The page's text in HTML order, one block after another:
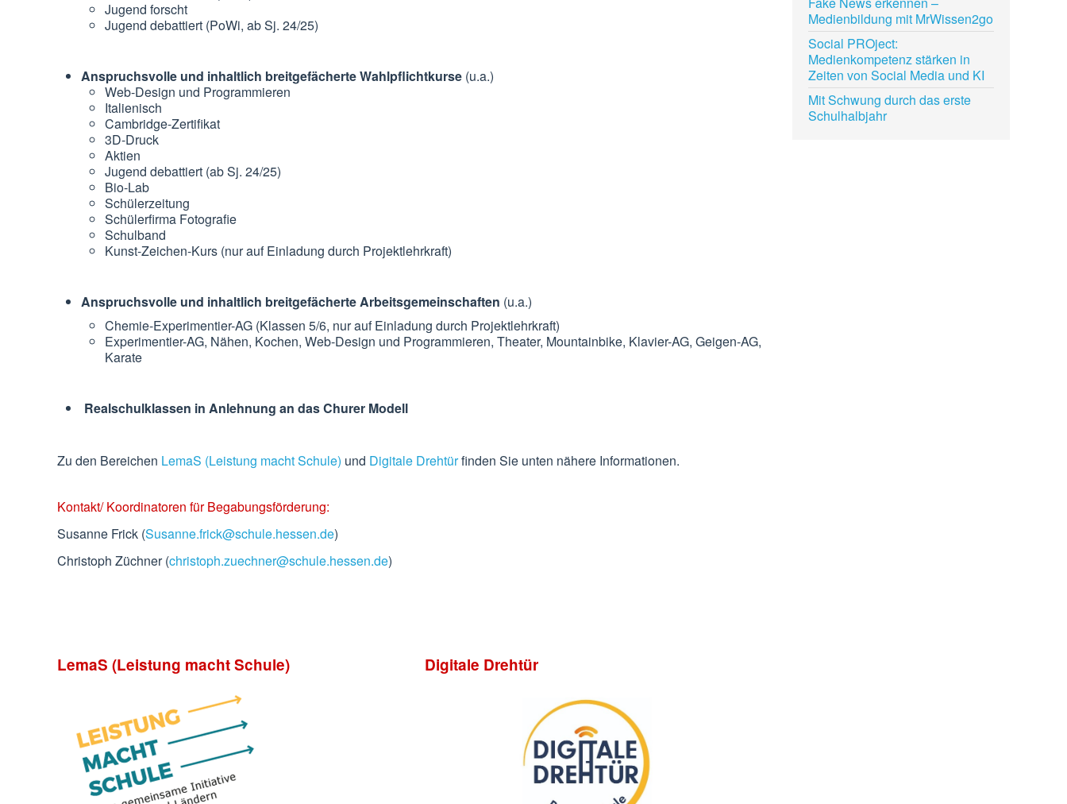
Jugend forscht
Jugend debattiert (PoWi, ab Sj. 24/25)
Anspruchsvolle und inhaltlich breitgefächerte Wahlpflichtkurse (u.a.)
Web-Design und Programmieren
Italienisch
Cambridge-Zertifikat
3D-Druck
Aktien
Jugend debattiert (ab Sj. 24/25)
Bio-Lab
Schülerzeitung
Schülerfirma Fotografie
Schulband
Kunst-Zeichen-Kurs (nur auf Einladung durch Projektlehrkraft)
Anspruchsvolle und inhaltlich breitgefächerte Arbeitsgemeinschaften (u.a.)
Chemie-Experimentier-AG (Klassen 5/6, nur auf Einladung durch Projektlehrkraft)
Experimentier-AG, Nähen, Kochen, Web-Design und Programmieren, Theater, Mountainbike, Klavier-AG, Geigen-AG,
Karate
Realschulklassen in Anlehnung an das Churer Modell
Zu den Bereichen LemaS (Leistung macht Schule) und Digitale Drehtürfinden Sie unten nähere Informationen.
Kontakt/ Koordinatoren für Begabungsförderung:
Susanne Frick (Susanne.frick@schule.hessen.de)
Christoph Züchner (christoph.zuechner@schule.hessen.de)
LemaS (Leistung macht Schule) Digitale Drehtür
Medienbildung mit MrWissen2go
Social PROject:
Medienkompetenz stärken in
Zeiten von Social Media und KI
Mit Schwung durch das erste
Schulhalbjahr